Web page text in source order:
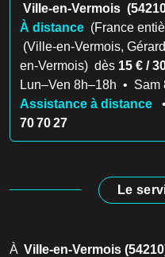
Ville-en-Vermois
À distance (France
(Ville-en-Vermois,
en-Vermois) dès 15 € /
Lun–Ven 8h–18h •
Assistance à distance
70 70 27
Le
À Ville-en-Vermois